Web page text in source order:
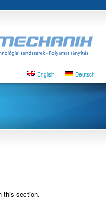
English Deutsch
this section.